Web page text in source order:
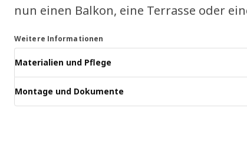
nun einen Balkon, eine Terrasse oder
Weitere Informationen
Materialien und Pflege
Montage und Dokumente